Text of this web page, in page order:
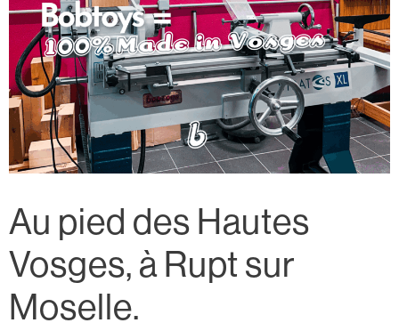
Au pied des Hautes
Vosges, à Rupt sur
Moselle.